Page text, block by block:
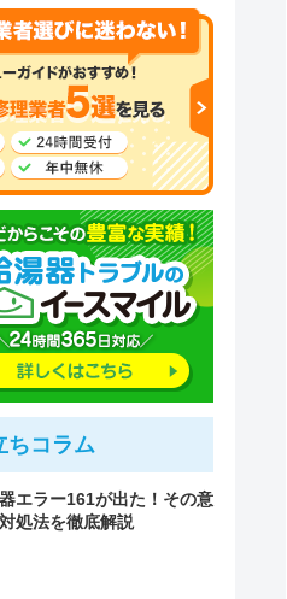
ちコラム
エラー161が出た！その意
処法を徹底解説